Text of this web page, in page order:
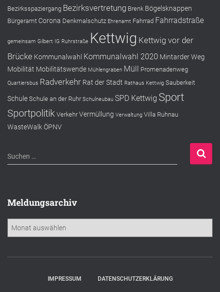
Bezirksspaziergang Bezirksvertretung Brenk Bögelsknappen
Bürgeramt Corona Denkmalschutz Ehrenamt Fahrrad Fahrradstraße
gemeinsam Gilbert IG Ruhrstraße Kettwig Kettwig vor der
Brücke Kommunalwahl Kommunalwahl 2020 Mintarder Weg
Mobilität Mobilitätswende Mühlengraben Müll Promenadenweg
Quartiersbus Radverkehr Rat der Stadt Rathaus Kettwig Sauberkeit
Schule Schule an der Ruhr Schulneubau SPD Kettwig Sport
Sportpolitik Verkehr Vermüllung Verwaltung Villa Ruhnau
WasteWalk ÖPNV
S
u
n
n
c
Suchen …
Meldungsarchiv
d
IMPRESSUM DATENSCHUTZERKLÄRUNG